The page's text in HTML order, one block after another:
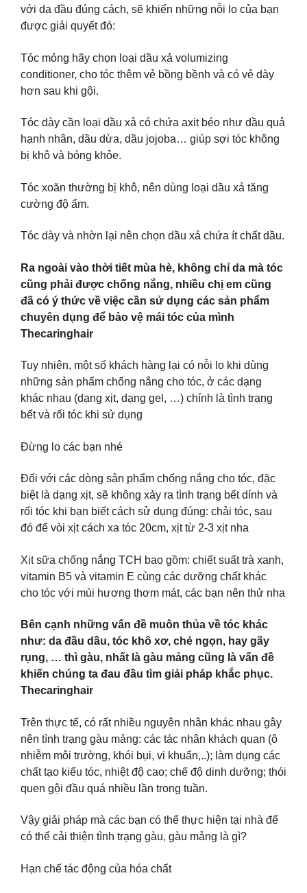
với da đầu đúng cách, sẽ khiến những nỗi lo của bạn
được giải quyết đó:
Tóc mỏng hãy chọn loại dầu xả volumizing
conditioner, cho tóc thêm vẻ bồng bềnh và có vẻ dày
hơn sau khi gội.
Tóc dày cần loại dầu xả có chứa axit béo như dầu quả
hạnh nhân, dầu dừa, dầu jojoba… giúp sợi tóc không
bị khô và bóng khỏe.
Tóc xoăn thường bị khô, nên dùng loại dầu xả tăng
cường độ ẩm.
Tóc dày và nhờn lại nên chọn dầu xả chứa ít chất dầu.
Ra ngoài vào thời tiết mùa hè, không chỉ da mà tóc
cũng phải được chống nắng, nhiều chị em cũng
đã có ý thức về việc cần sử dụng các sản phẩm
chuyên dụng để bảo vệ mái tóc của mình
Thecaringhair
Tuy nhiên, một số khách hàng lại có nỗi lo khi dùng
những sản phẩm chống nắng cho tóc, ở các dạng
khác nhau (dạng xịt, dạng gel, …) chính là tình trạng
bết và rối tóc khi sử dụng
Đừng lo các bạn nhé
Đối với các dòng sản phẩm chống nắng cho tóc, đặc
biệt là dạng xịt, sẽ không xảy ra tình trạng bết dính và
rối tóc khi bạn biết cách sử dụng đúng: chải tóc, sau
đó để vòi xịt cách xa tóc 20cm, xịt từ 2-3 xịt nha
Xịt sữa chống nắng TCH bao gồm: chiết suất trà xanh,
vitamin B5 và vitamin E cùng các dưỡng chất khác
cho tóc với mùi hương thơm mát, các bạn nên thử nha
Bên cạnh những vấn đề muôn thủa về tóc khác
như: da đầu dầu, tóc khô xơ, chẻ ngọn, hay gãy
rụng, … thì gàu, nhất là gàu mảng cũng là vấn đề
khiến chúng ta đau đầu tìm giải pháp khắc phục.
Thecaringhair
Trên thực tế, có rất nhiều nguyên nhân khác nhau gây
nên tình trạng gàu mảng: các tác nhân khách quan (ô
nhiễm môi trường, khói bụi, vi khuẩn,..); làm dụng các
chất tạo kiểu tóc, nhiệt độ cao; chế độ dinh dưỡng; thói
quen gội đầu quá nhiều lần trong tuần.
Vậy giải pháp mà các bạn có thể thực hiện tại nhà để
có thể cải thiện tình trạng gàu, gàu mảng là gì?
Hạn chế tác động của hóa chất